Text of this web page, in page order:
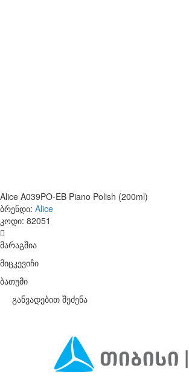
Alice A039PO-EB Piano Polish (200ml)
ბრენდი: Alice
კოდი: 82051
მარაგშია
მიცკევიჩი
ბათუმი
განვადებით შეძენა